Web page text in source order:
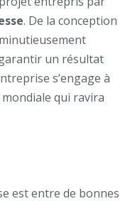
. De la conception
un résultat
s’engage à
qui ravira
est entre de bonnes